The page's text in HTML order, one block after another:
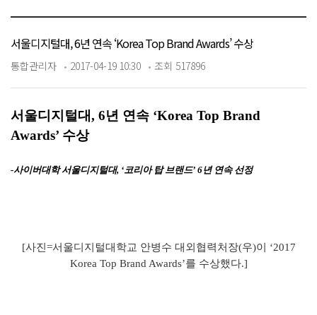
서울디지털대, 6년 연속 ‘Korea Top Brand Awards’ 수상
통합관리자 2017-04-19 10:30 조회 517896
서울디지털대, 6년 연속 ‘Korea Top Brand
Awards’ 수상
-사이버대학 서울디지털대, ‘코리아 탑 브랜드’ 6년 연속 선정
[사진=서울디지털대학교 안병수 대외협력처장(우)이 ‘2017
Korea Top Brand Awards’를 수상했다.]